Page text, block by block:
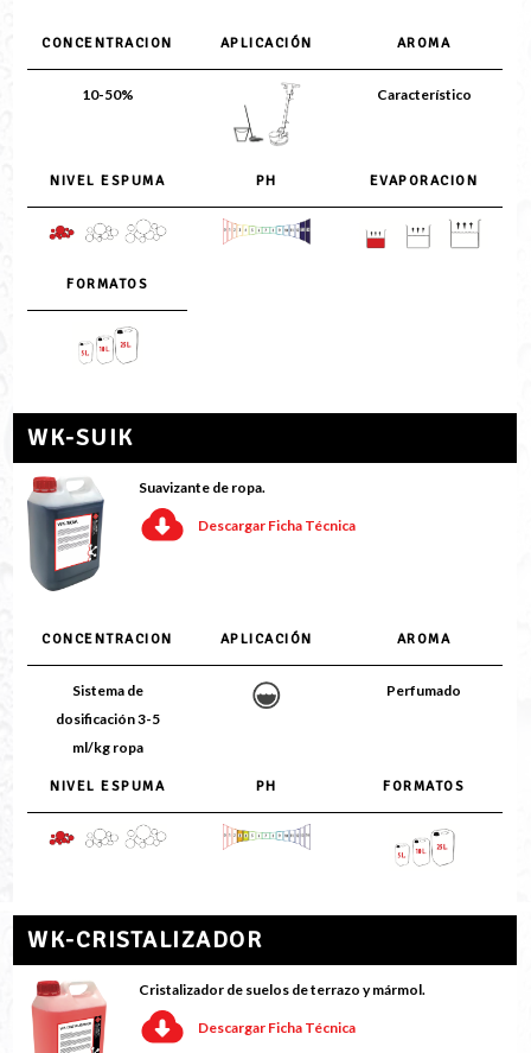
CONCENTRACION APLICACIÓN AROMA
10-50% Característico
NIVEL ESPUMA PH EVAPORACION
FORMATOS
WK-SUIK
Suavizante de ropa.
Descargar Ficha Técnica
CONCENTRACION APLICACIÓN AROMA
Sistema de
dosificación 3-5
ml/kg ropa
Perfumado
NIVEL ESPUMA PH FORMATOS
WK-CRISTALIZADOR
Cristalizador de suelos de terrazo y mármol.
Descargar Ficha Técnica